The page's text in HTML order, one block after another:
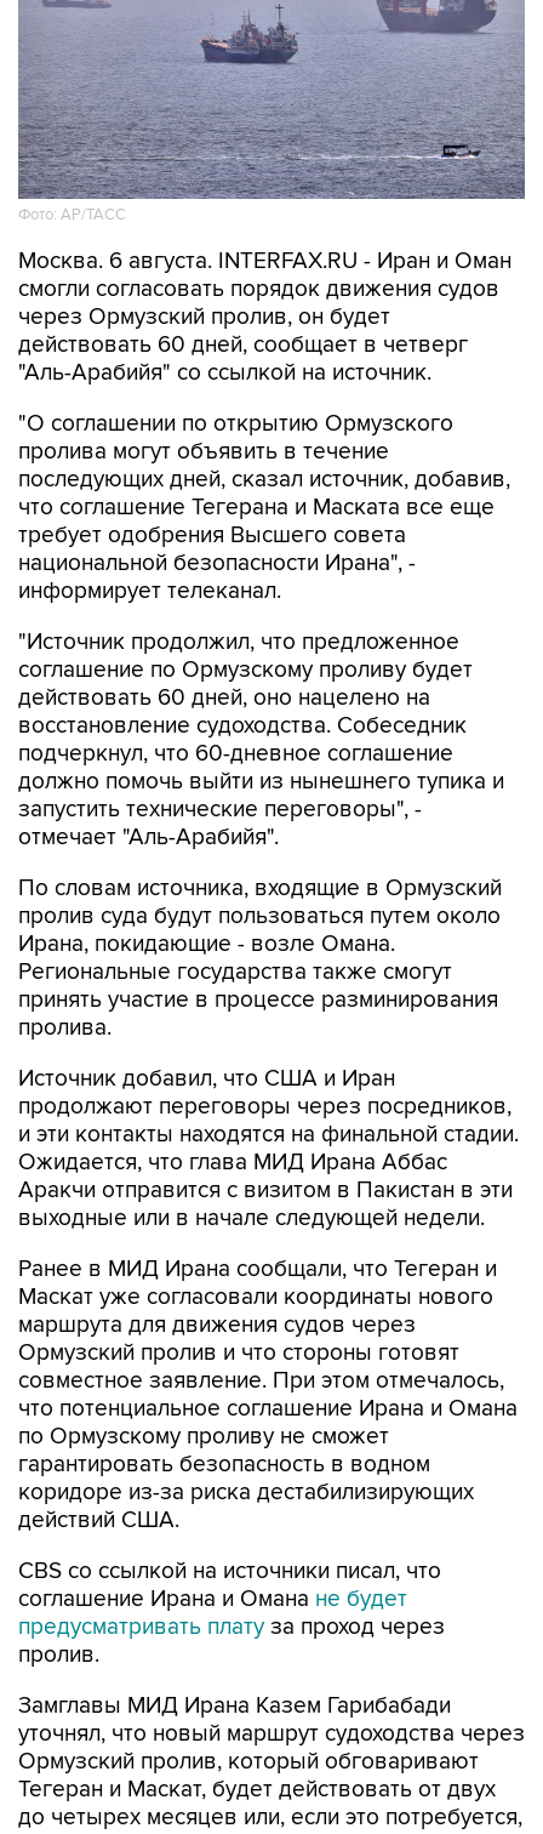
Фото: AP/ТАСС
Москва. 6 августа. INTERFAX.RU - Иран и Оман
смогли согласовать порядок движения судов
через Ормузский пролив, он будет
действовать 60 дней, сообщает в четверг
"Аль-Арабийя" со ссылкой на источник.
"О соглашении по открытию Ормузского
пролива могут объявить в течение
последующих дней, сказал источник, добавив,
что соглашение Тегерана и Маската все еще
требует одобрения Высшего совета
национальной безопасности Ирана", -
информирует телеканал.
"Источник продолжил, что предложенное
соглашение по Ормузскому проливу будет
действовать 60 дней, оно нацелено на
восстановление судоходства. Собеседник
подчеркнул, что 60-дневное соглашение
должно помочь выйти из нынешнего тупика и
запустить технические переговоры", -
отмечает "Аль-Арабийя".
По словам источника, входящие в Ормузский
пролив суда будут пользоваться путем около
Ирана, покидающие - возле Омана.
Региональные государства также смогут
принять участие в процессе разминирования
пролива.
Источник добавил, что США и Иран
продолжают переговоры через посредников,
и эти контакты находятся на финальной стадии.
Ожидается, что глава МИД Ирана Аббас
Аракчи отправится с визитом в Пакистан в эти
выходные или в начале следующей недели.
Ранее в МИД Ирана сообщали, что Тегеран и
Маскат уже согласовали координаты нового
маршрута для движения судов через
Ормузский пролив и что стороны готовят
совместное заявление. При этом отмечалось,
что потенциальное соглашение Ирана и Омана
по Ормузскому проливу не сможет
гарантировать безопасность в водном
коридоре из-за риска дестабилизирующих
действий США.
CBS со ссылкой на источники писал, что
соглашение Ирана и Омана не будет
предусматривать плату за проход через
пролив.
Замглавы МИД Ирана Казем Гарибабади
уточнял, что новый маршрут судоходства через
Ормузский пролив, который обговаривают
Тегеран и Маскат, будет действовать от двух
до четырех месяцев или, если это потребуется,